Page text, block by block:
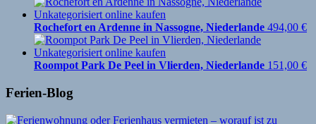
Rochefort en Ardenne in Nassogne, Niederlande 494,00 €
Roompot Park De Peel in Vlierden, Niederlande 151,00 €
Ferien-Blog